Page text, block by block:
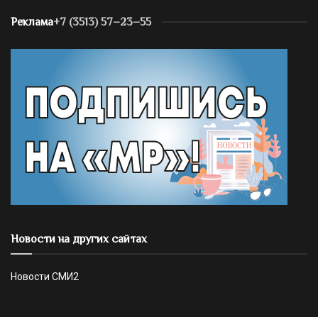
Реклама+7 (3513) 57–23–55
Новости на других сайтах
Новости СМИ2